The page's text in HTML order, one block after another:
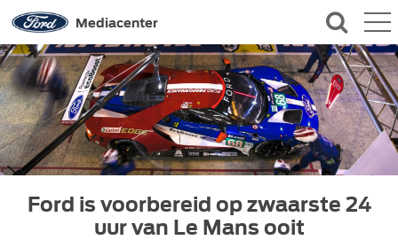
Mediacenter
CONTACT
Ford is voorbereid op zwaarste 24
uur van Le Mans ooit